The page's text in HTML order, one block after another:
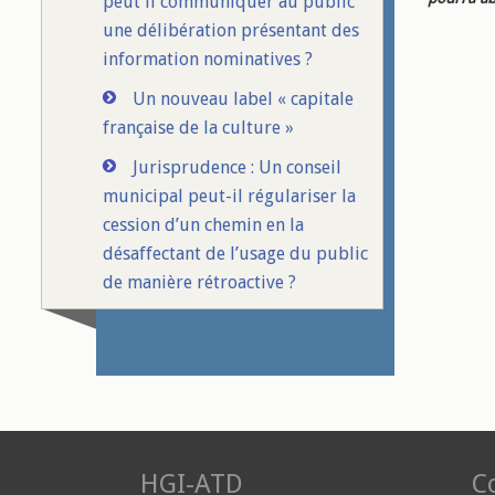
une délibération présentant des
information nominatives ?
Un nouveau label « capitale
française de la culture »
Jurisprudence : Un conseil
municipal peut-il régulariser la
cession d’un chemin en la
désaffectant de l’usage du public
de manière rétroactive ?
HGI-ATD